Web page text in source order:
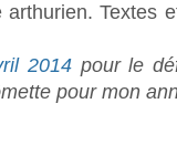
Textes
2014pour le
pour mon